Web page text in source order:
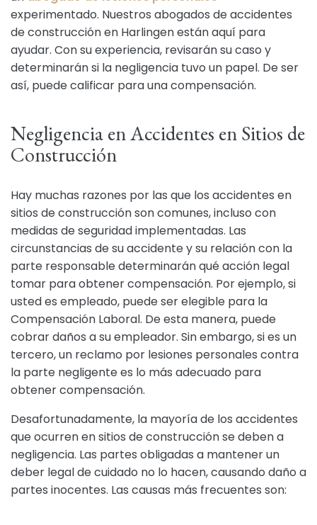
experimentado. Nuestros abogados de accidentes
de construcción en Harlingen están aquí para
ayudar. Con su experiencia, revisarán su caso y
determinarán si la negligencia tuvo un papel. De ser
así, puede calificar para una compensación.
Negligencia en Accidentes en Sitios de
Construcción
Hay muchas razones por las que los accidentes en
sitios de construcción son comunes, incluso con
medidas de seguridad implementadas. Las
circunstancias de su accidente y su relación con la
parte responsable determinarán qué acción legal
tomar para obtener compensación. Por ejemplo, si
usted es empleado, puede ser elegible para la
Compensación Laboral. De esta manera, puede
cobrar daños a su empleador. Sin embargo, si es un
tercero, un reclamo por lesiones personales contra
la parte negligente es lo más adecuado para
obtener compensación.
Desafortunadamente, la mayoría de los accidentes
que ocurren en sitios de construcción se deben a
negligencia. Las partes obligadas a mantener un
deber legal de cuidado no lo hacen, causando daño a
partes inocentes. Las causas más frecuentes son: